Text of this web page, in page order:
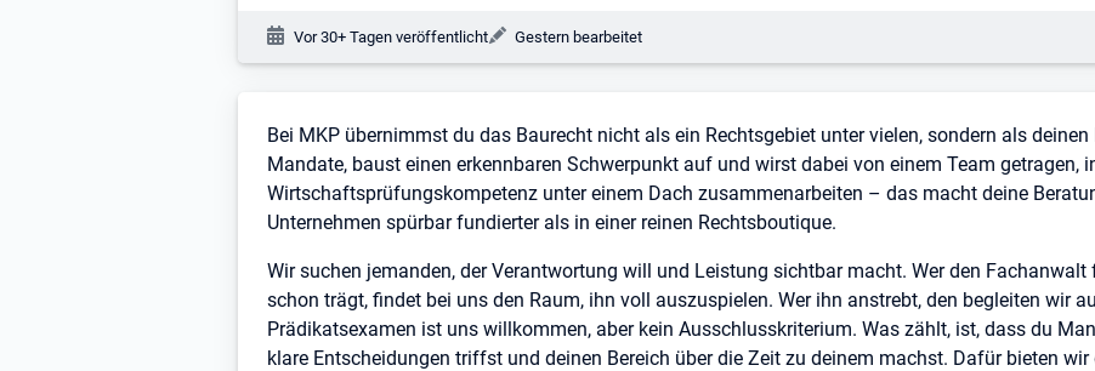
Veröffentlichungsdatum:
Vor 30+ Tagen veröffentlicht Änderungsdatum:
Gestern bearbeitet
Stellenbeschreibung
Bei MKP übernimmst du das Baurecht nicht als ein Rechtsgebiet unter vielen, sondern als
Mandate, baust einen erkennbaren Schwerpunkt auf und wirst dabei von einem Team getragen,
Wirtschaftsprüfungskompetenz unter einem Dach zusammenarbeiten – das macht deine
Unternehmen spürbar fundierter als in einer reinen Rechtsboutique.
Wir suchen jemanden, der Verantwortung will und Leistung sichtbar macht. Wer den
schon trägt, findet bei uns den Raum, ihn voll auszuspielen. Wer ihn anstrebt, den begleiten wir
Prädikatsexamen ist uns willkommen, aber kein Ausschlusskriterium. Was zählt, ist, dass du
klare Entscheidungen triffst und deinen Bereich über die Zeit zu deinem machst. Dafür bieten wir